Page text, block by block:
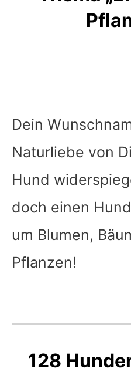
Dein
Naturliebe von
Hund
doch einen
um Blumen,
Pflanzen!
128